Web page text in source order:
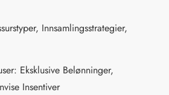
Innsamlingsstrategier,
Eksklusive Belønninger,
Insentiver